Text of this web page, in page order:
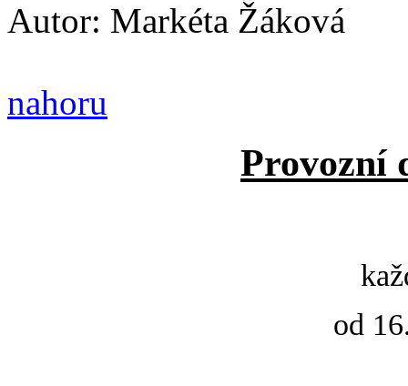
Autor: Markéta Žáková
nahoru
Provozní
od